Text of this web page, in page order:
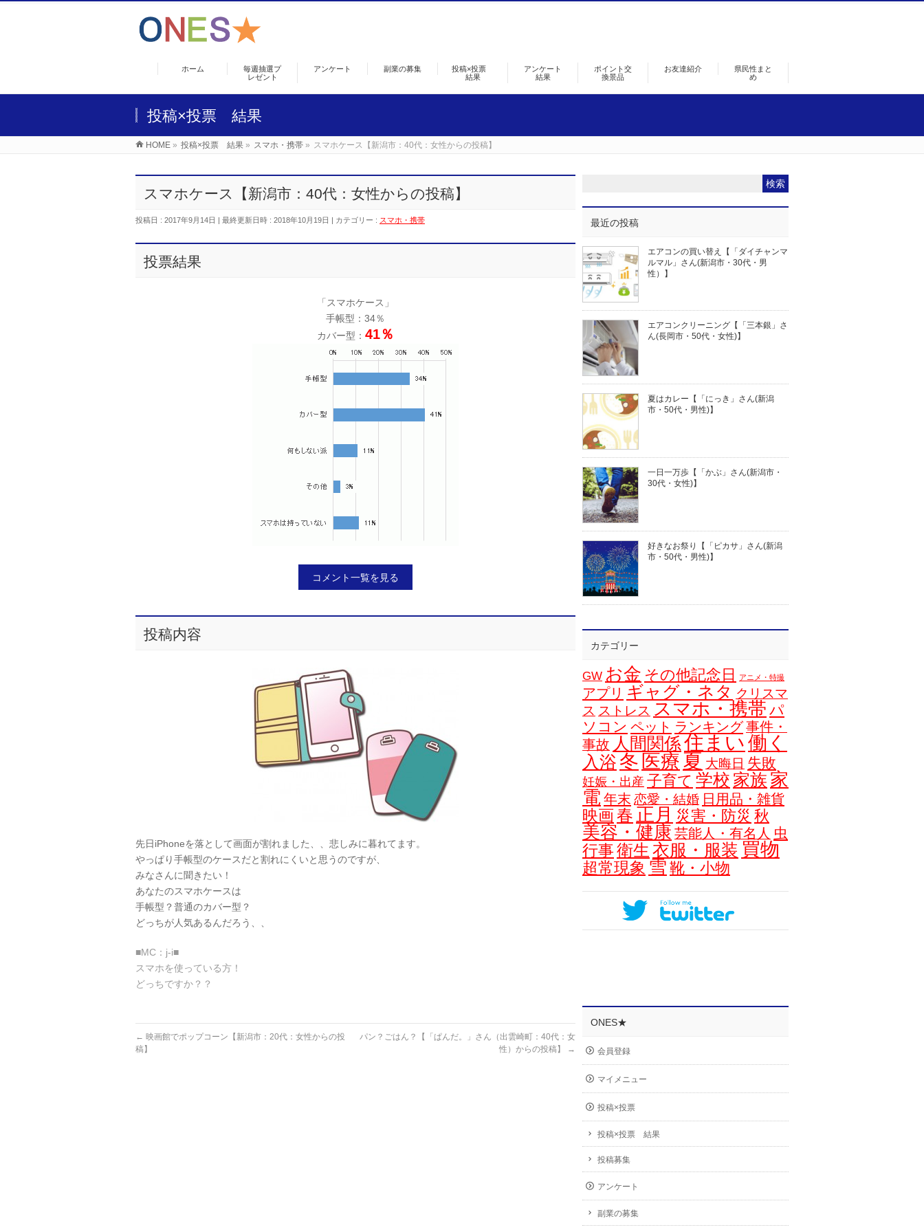
ホーム
毎週抽選プ
レゼント
アンケート 副業の募集
投稿×投票
結果
アンケート
結果
ポイント交
換景品
お友達紹介
県民性まと
め
投稿×投票 結果
HOME » 投稿×投票 結果 » スマホ・携帯 » スマホケース【新潟市：40代：女性からの投稿】
スマホケース【新潟市：40代：女性からの投稿】
投稿日 : 2017年9月14日 最終更新日時 : 2018年10月19日 カテゴリー : スマホ・携帯
投票結果
「スマホケース」
手帳型：34％
カバー型： 41％
コメント一覧を見る
投稿内容
先日iPhoneを落として画面が割れました、、悲しみに暮れてます。
やっぱり手帳型のケースだと割れにくいと思うのですが、
みなさんに聞きたい！
あなたのスマホケースは
手帳型？普通のカバー型？
どっちが人気あるんだろう、、
■MC：j-i■
スマホを使っている方！
どっちですか？？
← 映画館でポップコーン【新潟市：20代：女性からの投
稿】
パン？ごはん？【「ぱんだ。」さん（出雲崎町：40代：女
性）からの投稿】
→
最近の投稿
エアコンの買い替え【「ダイチャンマ
ルマル」さん(新潟市・30代・男
性）】
エアコンクリーニング【「三本銀」さ
ん(長岡市・50代・女性)】
夏はカレー【「にっき」さん(新潟
市・50代・男性)】
一日一万歩【「かぶ」さん(新潟市・
30代・女性)】
好きなお祭り【「ピカサ」さん(新潟
市・50代・男性)】
カテゴリー
GW お金 その他記念日 アニメ・特撮
アプリ ギャグ・ネタ クリスマ
ス ストレス スマホ・携帯 パ
ソコン ペット ランキング事件・
事故 人間関係住まい働く
入浴 冬 医療夏 大晦日 失敗
妊娠・出産 子育て 学校 家族 家
電 年末 恋愛・結婚 日用品・雑貨
映画春 正月 災害・防災 秋
美容・健康 芸能人・有名人 虫
行事衛生 衣服・服装 買物
超常現象 雪 靴・小物
ONES★
会員登録
マイメニュー
投稿×投票
投稿×投票 結果
投稿募集
アンケート
副業の募集